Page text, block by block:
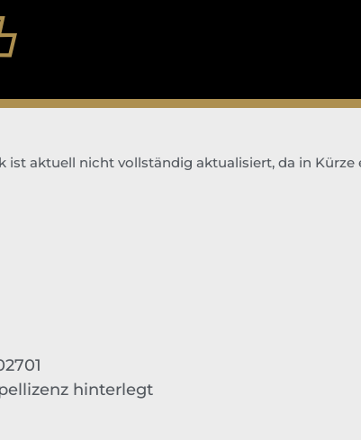
ist aktuell nicht vollständig aktualisiert, da in
hinterlegt